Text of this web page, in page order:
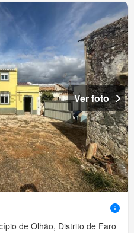
Ver foto
de Olhão, Distrito de Faro